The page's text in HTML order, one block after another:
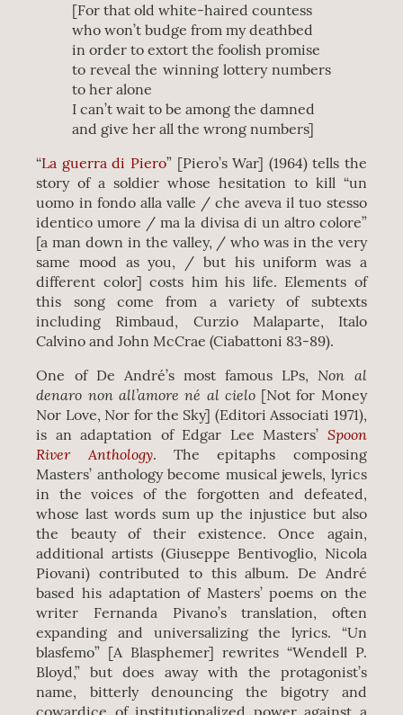
[For that old white-haired countess
who won’t budge from my deathbed
in order to extort the foolish promise
to reveal the winning lottery numbers
to her alone
I can’t wait to be among the damned
and give her all the wrong numbers]
“La guerra di Piero” [Piero’s War] (1964) tells the
story of a soldier whose hesitation to kill “un
uomo in fondo alla valle / che aveva il tuo stesso
identico umore / ma la divisa di un altro colore”
[a man down in the valley, / who was in the very
same mood as you, / but his uniform was a
different color] costs him his life. Elements of
this song come from a variety of subtexts
including Rimbaud, Curzio Malaparte, Italo
Calvino and John McCrae (Ciabattoni 83-89).
One of De André’s most famous LPs,Non al
denaro non all’amore né al cielo[Not for Money
Nor Love, Nor for the Sky] (Editori Associati 1971),
is an adaptation of Edgar Lee Masters’ Spoon
River Anthology. The epitaphs composing
Masters’ anthology become musical jewels, lyrics
in the voices of the forgotten and defeated,
whose last words sum up the injustice but also
the beauty of their existence. Once again,
additional artists (Giuseppe Bentivoglio, Nicola
Piovani) contributed to this album. De André
based his adaptation of Masters’ poems on the
writer Fernanda Pivano’s translation, often
expanding and universalizing the lyrics. “Un
blasfemo” [A Blasphemer] rewrites “Wendell P.
Bloyd,” but does away with the protagonist’s
name, bitterly denouncing the bigotry and
cowardice of institutionalized power against a